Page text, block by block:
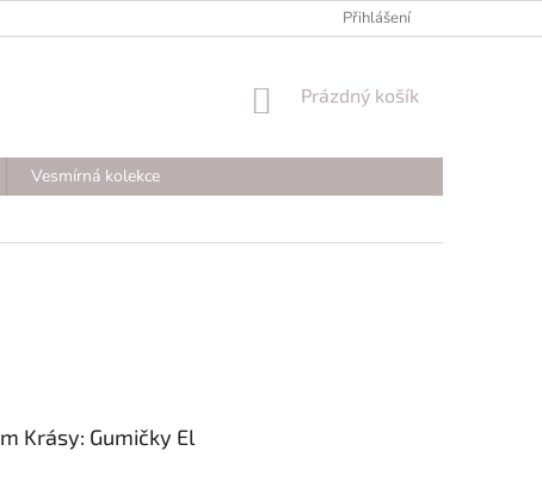
Přihlášení
NÁKUPNÍ
Prázdný košík
Vesmírná kolekce
Krásy: Gumičky El